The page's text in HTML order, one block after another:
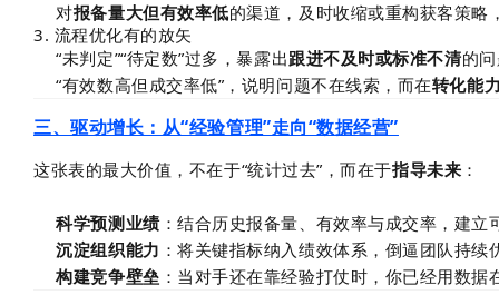
对报备量大但有效率低的渠道，及时收缩或重构获客策略
3. 流程优化有的放矢
“未判定”“待定数”过多，暴露出跟进不及时或标准不清的
“有效数高但成交率低”，说明问题不在线索，而在转化能
三、驱动增长：从“经验管理”走向“数据经营”
这张表的最大价值，不在于“统计过去”，而在于指导未来 ：
科学预测业绩：结合历史报备量、有效率与成交率，建
沉淀组织能力 ：将关键指标纳入绩效体系，倒逼团队持
构建竞争壁垒 ：当对手还在靠经验打仗时，你已经用数